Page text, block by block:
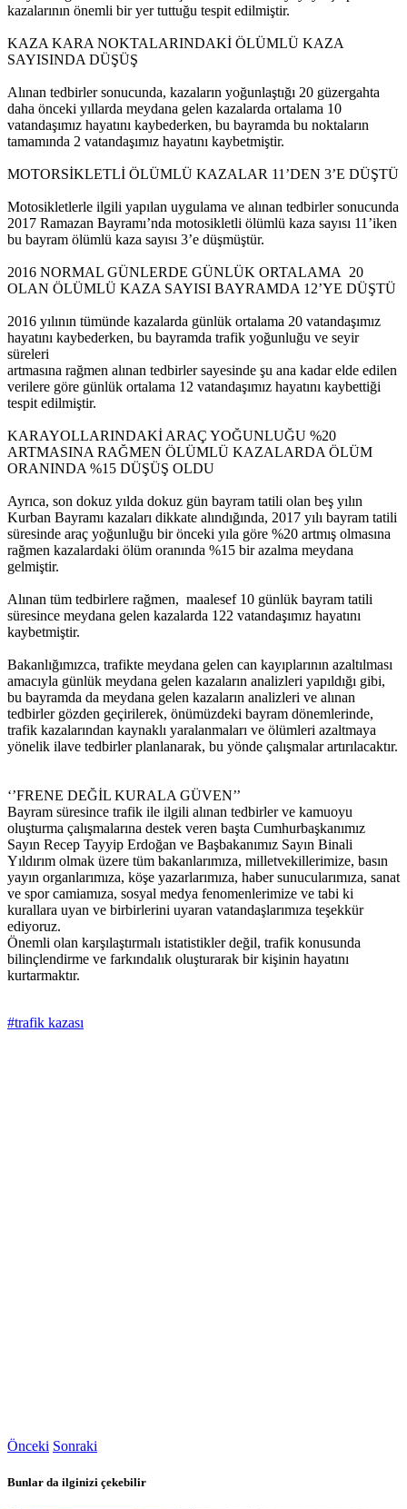
kazalarının önemli bir yer tuttuğu tespit edilmiştir.
KAZA KARA NOKTALARINDAKİ ÖLÜMLÜ KAZA
SAYISINDA DÜŞÜŞ
Alınan tedbirler sonucunda, kazaların yoğunlaştığı 20 güzergahta
daha önceki yıllarda meydana gelen kazalarda ortalama 10
vatandaşımız hayatını kaybederken, bu bayramda bu noktaların
tamamında 2 vatandaşımız hayatını kaybetmiştir.
MOTORSİKLETLİ ÖLÜMLÜ KAZALAR 11’DEN 3’E DÜŞTÜ
Motosikletlerle ilgili yapılan uygulama ve alınan tedbirler sonucunda
2017 Ramazan Bayramı’nda motosikletli ölümlü kaza sayısı 11’iken
bu bayram ölümlü kaza sayısı 3’e düşmüştür.
2016 NORMAL GÜNLERDE GÜNLÜK ORTALAMA 20
OLAN ÖLÜMLÜ KAZA SAYISI BAYRAMDA 12’YE DÜŞTÜ
2016 yılının tümünde kazalarda günlük ortalama 20 vatandaşımız
hayatını kaybederken, bu bayramda trafik yoğunluğu ve seyir
süreleri
artmasına rağmen alınan tedbirler sayesinde şu ana kadar elde edilen
verilere göre günlük ortalama 12 vatandaşımız hayatını kaybettiği
tespit edilmiştir.
KARAYOLLARINDAKİ ARAÇ YOĞUNLUĞU %20
ARTMASINA RAĞMEN ÖLÜMLÜ KAZALARDA ÖLÜM
ORANINDA %15 DÜŞÜŞ OLDU
Ayrıca, son dokuz yılda dokuz gün bayram tatili olan beş yılın
Kurban Bayramı kazaları dikkate alındığında, 2017 yılı bayram tatili
süresinde araç yoğunluğu bir önceki yıla göre %20 artmış olmasına
rağmen kazalardaki ölüm oranında %15 bir azalma meydana
gelmiştir.
Alınan tüm tedbirlere rağmen, maalesef 10 günlük bayram tatili
süresince meydana gelen kazalarda 122 vatandaşımız hayatını
kaybetmiştir.
Bakanlığımızca, trafikte meydana gelen can kayıplarının azaltılması
amacıyla günlük meydana gelen kazaların analizleri yapıldığı gibi,
bu bayramda da meydana gelen kazaların analizleri ve alınan
tedbirler gözden geçirilerek, önümüzdeki bayram dönemlerinde,
trafik kazalarından kaynaklı yaralanmaları ve ölümleri azaltmaya
yönelik ilave tedbirler planlanarak, bu yönde çalışmalar artırılacaktır.
‘’FRENE DEĞİL KURALA GÜVEN’’
Bayram süresince trafik ile ilgili alınan tedbirler ve kamuoyu
oluşturma çalışmalarına destek veren başta Cumhurbaşkanımız
Sayın Recep Tayyip Erdoğan ve Başbakanımız Sayın Binali
Yıldırım olmak üzere tüm bakanlarımıza, milletvekillerimize, basın
yayın organlarımıza, köşe yazarlarımıza, haber sunucularımıza, sanat
ve spor camiamıza, sosyal medya fenomenlerimize ve tabi ki
kurallara uyan ve birbirlerini uyaran vatandaşlarımıza teşekkür
ediyoruz.
Önemli olan karşılaştırmalı istatistikler değil, trafik konusunda
bilinçlendirme ve farkındalık oluşturarak bir kişinin hayatını
kurtarmaktır.
#trafik kazası
Önceki Sonraki
Bunlar da ilginizi çekebilir